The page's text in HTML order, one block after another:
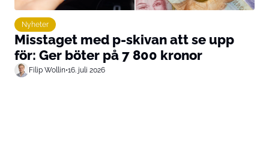
Nyheter
Misstaget med p-skivan att se upp
för: Ger böter på 7 800 kronor
Filip Wollin•16. juli 2026